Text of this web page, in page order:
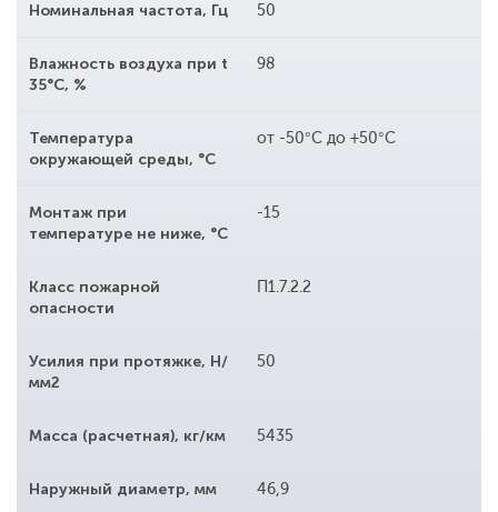
Номинальная частота, Гц 50
Влажность воздуха при t
35°С, %
98
Температура
окружающей среды, °С
от -50°С до +50°С
Монтаж при
температуре не ниже, °С
-15
Класс пожарной
опасности
П1.7.2.2
Усилия при протяжке, Н/
мм2
50
Масса (расчетная), кг/км 5435
Наружный диаметр, мм 46,9